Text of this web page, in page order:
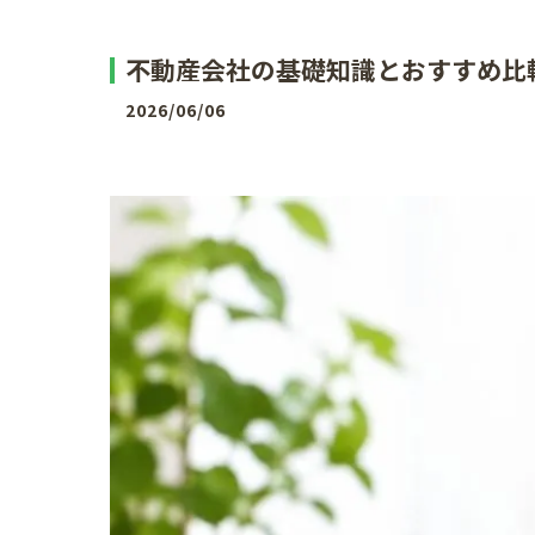
不動産会社の基礎知識とおすすめ比
2026/06/06